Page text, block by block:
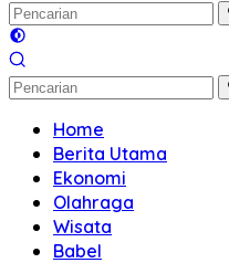
Home
Berita Utama
Ekonomi
Olahraga
Wisata
Babel